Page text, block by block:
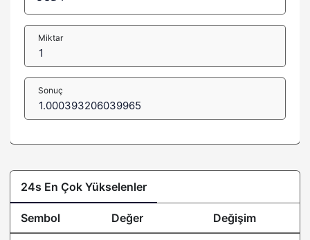
Miktar
Sonuç
24s En Çok Yükselenler
Sembol Değer Değişim